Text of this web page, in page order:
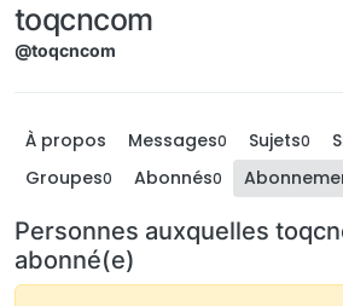
toqcncom
@toqcncom
À propos Messages0 Sujets0
Groupes0 Abonnés0
Personnes auxquelles
abonné(e)